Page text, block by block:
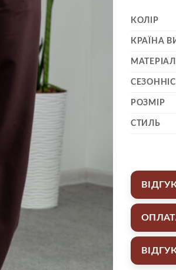
КОЛІР
КРАЇНА
МАТЕРІАЛ
РОЗМІР
СТИЛЬ